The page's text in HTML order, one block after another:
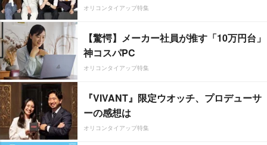
オリコンタイアップ特集
【驚愕】メーカー社員が推す「10万円台」
神コスパPC
オリコンタイアップ特集
『VIVANT』限定ウオッチ、プロデューサ
ーの感想は
オリコンタイアップ特集